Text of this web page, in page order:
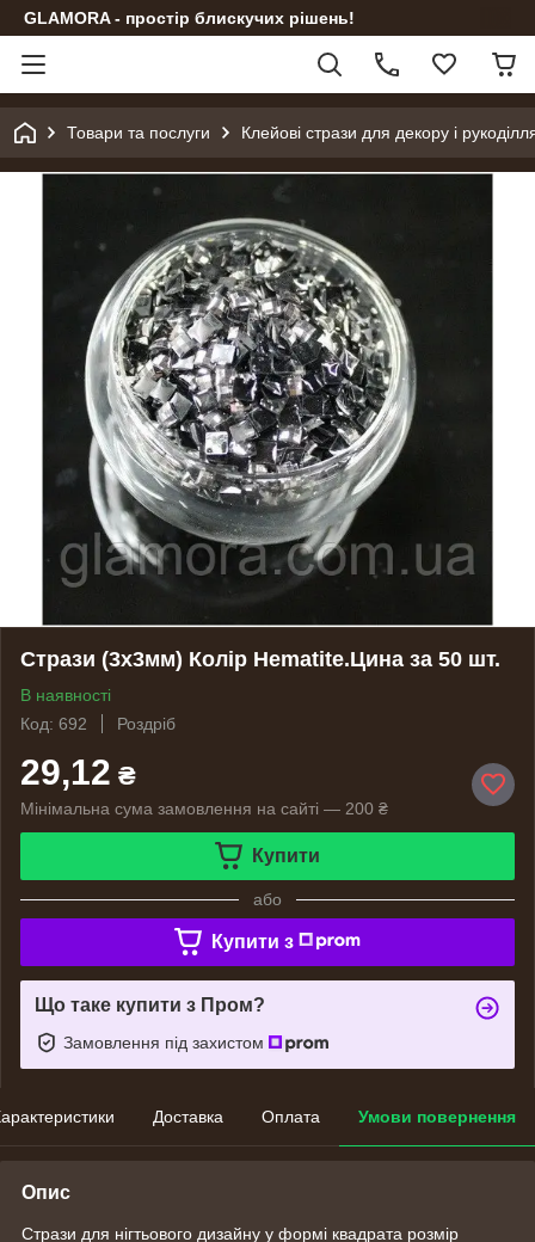
GLAMORA - простір блискучих рішень!
Товари та послуги Клейові стрази для декору і
Стрази (3х3мм) Колір Hematite.Цина за 50 шт.
В наявності
Код: 692
Роздріб
29,12 ₴
Мінімальна сума замовлення на сайті — 200 ₴
Купити
або
Купити з
Що таке купити з Пром?
Замовлення під захистом
Доставка Оплата Умови повернення
Опис
Стрази для нігтьового дизайну у формі квадрата розмір